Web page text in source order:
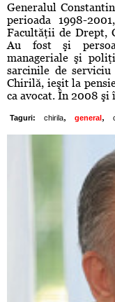
Generalul
perioada 1998-
Facultăţii de Drept,
Au fost şi
manageriale şi
sarcinile de
Chirilă, ieşit la
ca avocat. În 2008 şi
Taguri: chirila, general ,